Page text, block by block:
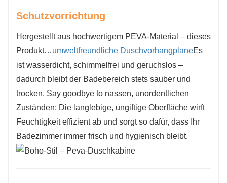
Schutzvorrichtung
Hergestellt aus hochwertigem PEVA-Material – dieses
Produkt…umweltfreundliche DuschvorhangplaneEs
ist wasserdicht, schimmelfrei und geruchslos –
dadurch bleibt der Badebereich stets sauber und
trocken. Say goodbye to nassen, unordentlichen
Zuständen: Die langlebige, ungiftige Oberfläche wirft
Feuchtigkeit effizient ab und sorgt so dafür, dass Ihr
Badezimmer immer frisch und hygienisch bleibt.